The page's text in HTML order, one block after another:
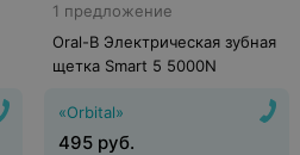
1 предложение
Oral-B Электрическая зубная
щетка Smart 5 5000N
«Orbital»
495 руб.